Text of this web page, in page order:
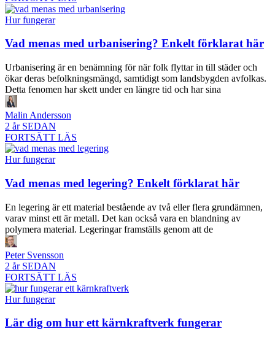
Hur fungerar
Vad menas med urbanisering? Enkelt förklarat här
Urbanisering är en benämning för när folk flyttar in till städer och
ökar deras befolkningsmängd, samtidigt som landsbygden avfolkas.
Detta fenomen har skett under en längre tid och har sina
Malin Andersson
2 år SEDAN
FORTSÄTT LÄS
Hur fungerar
Vad menas med legering? Enkelt förklarat här
En legering är ett material bestående av två eller flera grundämnen,
varav minst ett är metall. Det kan också vara en blandning av
polymera material. Legeringar framställs genom att de
Peter Svensson
2 år SEDAN
FORTSÄTT LÄS
Hur fungerar
Lär dig om hur ett kärnkraftverk fungerar